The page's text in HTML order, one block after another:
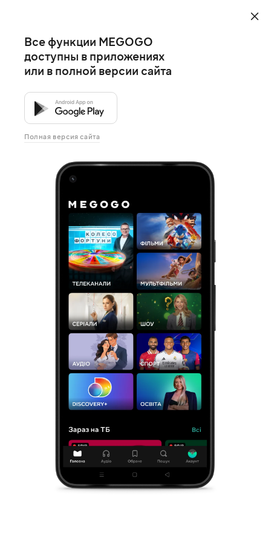
Все функции MEGOGO
доступны в приложениях
или в полной версии сайта
Полная версия сайта